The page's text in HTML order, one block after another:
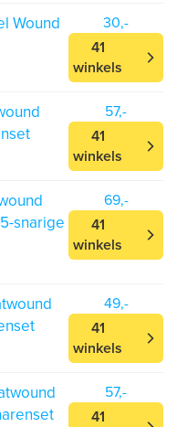
Wound
30,-
41
winkels
57,-
41
winkels
snarige
69,-
41
winkels
49,-
41
winkels
57,-
41